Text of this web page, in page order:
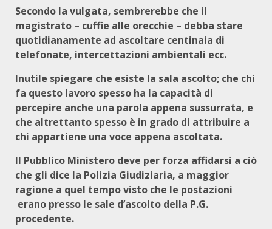
Secondo la vulgata, sembrerebbe che il
magistrato – cuffie alle orecchie – debba stare
quotidianamente ad ascoltare centinaia di
telefonate, intercettazioni ambientali ecc.
Inutile spiegare che esiste la sala ascolto; che chi
fa questo lavoro spesso ha la capacità di
percepire anche una parola appena sussurrata, e
che altrettanto spesso è in grado di attribuire a
chi appartiene una voce appena ascoltata.
Il Pubblico Ministero deve per forza affidarsi a ciò
che gli dice la Polizia Giudiziaria, a maggior
ragione a quel tempo visto che le postazioni
erano presso le sale d’ascolto della P.G.
procedente.